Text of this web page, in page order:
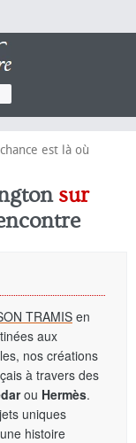
est là où
sur
TRAMIS en
aux
nos créations
à travers des
ou Hermès.
uniques
histoire